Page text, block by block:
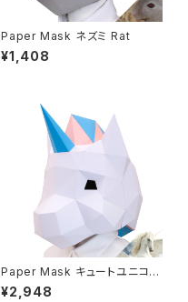
Paper Mask ネズミ Rat
¥1,408
Paper Mask キュートユニコー
ン Cute unicon
¥2,948